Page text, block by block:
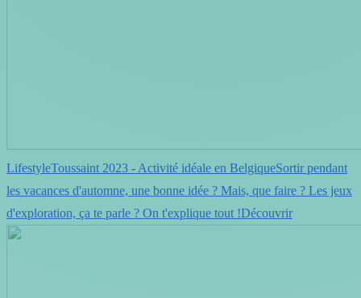
LifestyleToussaint 2023 - Activité idéale en BelgiqueSortir pendant
les vacances d'automne, une bonne idée ? Mais, que faire ? Les jeux
d'exploration, ça te parle ? On t'explique tout !Découvrir